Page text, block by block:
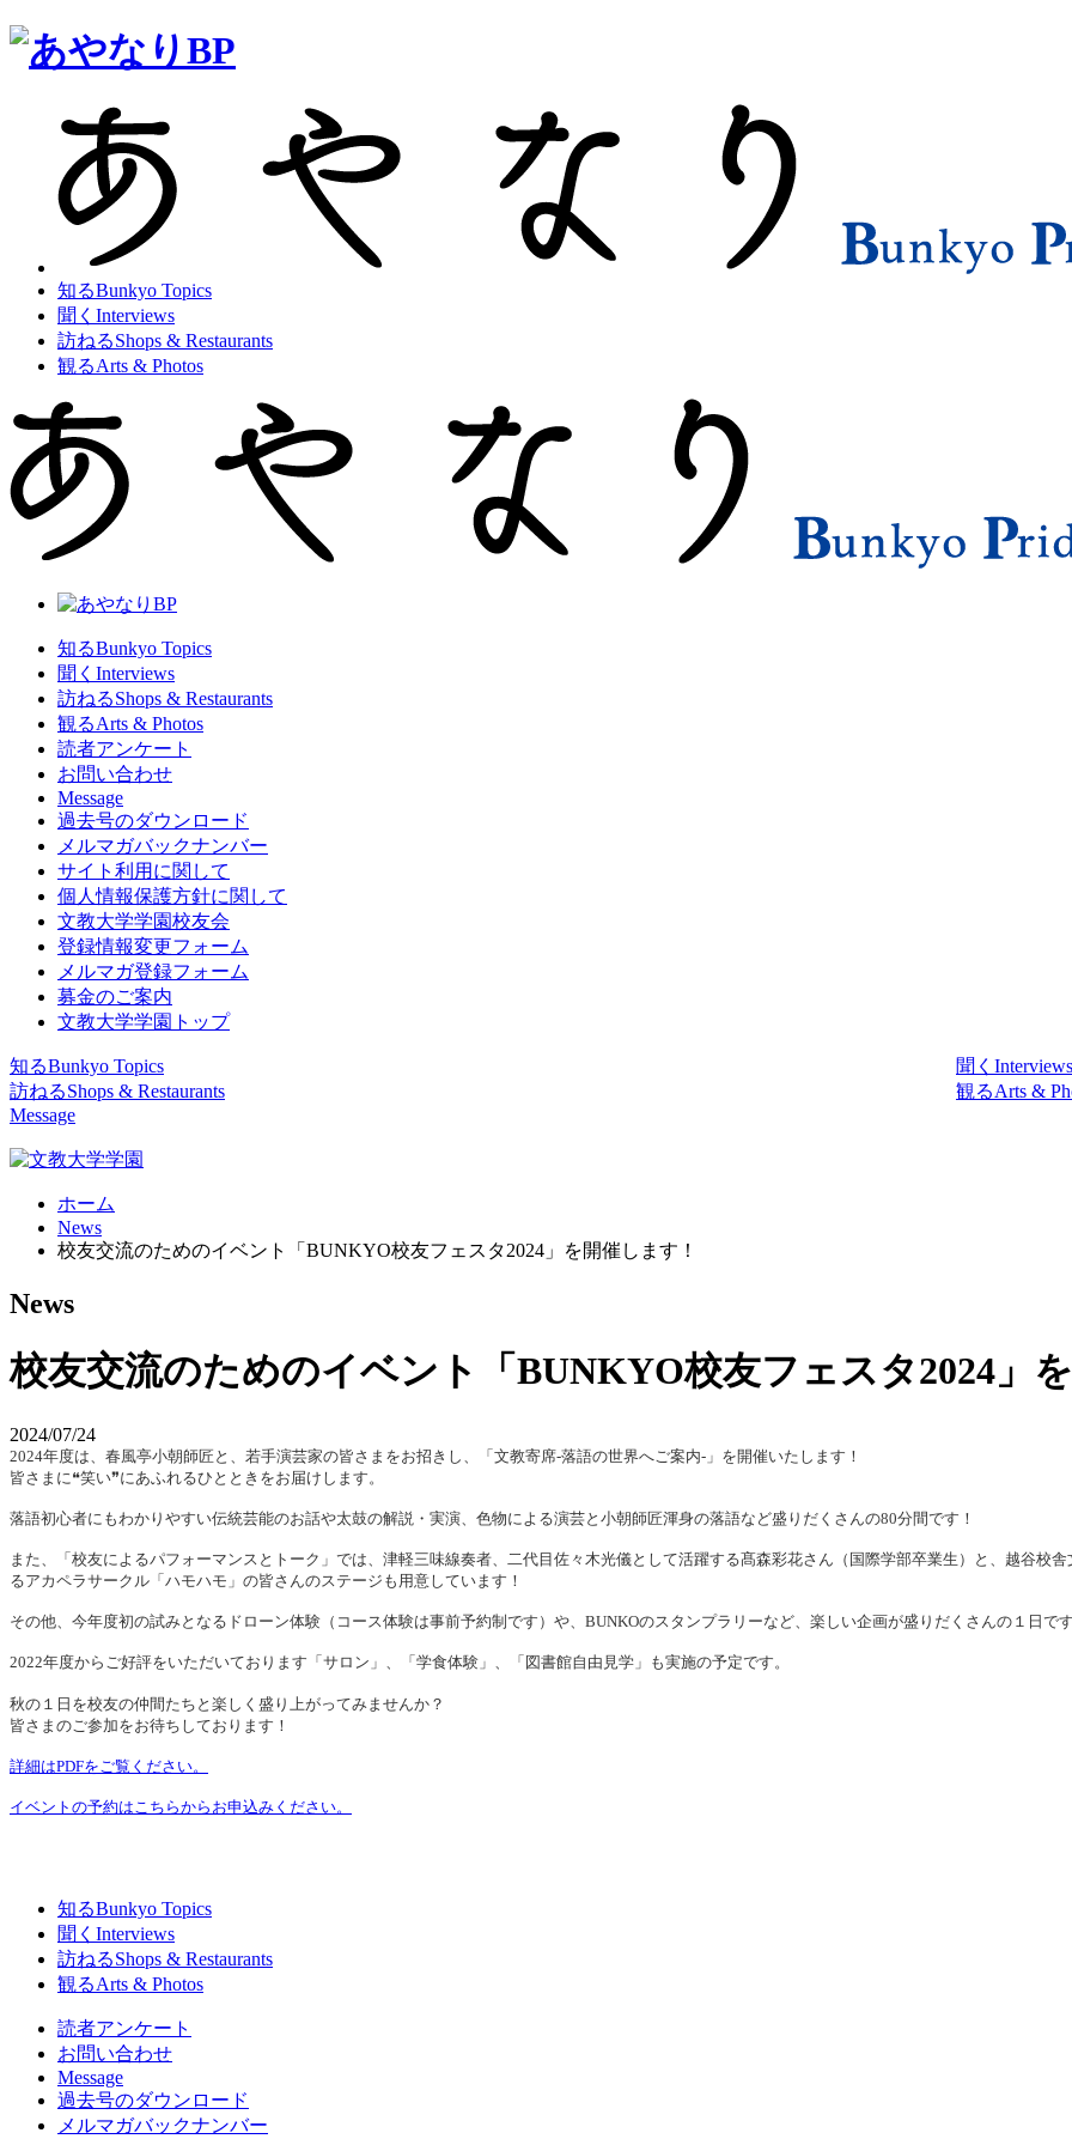
知るBunkyo Topics
聞く Interviews
訪ねるShops & Restaurants
観るArts & Photos
知るBunkyo Topics
聞く Interviews
訪ねるShops & Restaurants
観るArts & Photos
読者アンケート
お問い合わせ
Message
過去号のダウンロード
メルマガバックナンバー
サイト利⽤に関して
個人情報保護方針に関して
文教大学学園校友会
登録情報変更フォーム
メルマガ登録フォーム
募金のご案内
文教大学学園トップ
知るBunkyo Topics 聞く Interviews
訪ねるShops & Restaurants 観るArts &
Message
ホーム
News
校友交流のためのイベント「BUNKYO校友フェスタ2024」を開催します！
News
校友交流のためのイベント「BUNKYO校友フェスタ2024」
2024/07/24
2024年度は、春風亭小朝師匠と、若手演芸家の皆さまをお招きし、「文教寄席-落語の世界へご案内-」を開催いたします！
皆さまに❝笑い❞にあふれるひとときをお届けします。
落語初心者にもわかりやすい伝統芸能のお話や太鼓の解説・実演、色物による演芸と小朝師匠渾身の落語など盛りだくさんの80分間です！
また、「校友によるパフォーマンスとトーク」では、津軽三味線奏者、二代目佐々木光儀として活躍する髙森彩花さん（国際学部卒業生）と、越谷校
るアカペラサークル「ハモハモ」の皆さんのステージも用意しています！
その他、今年度初の試みとなるドローン体験（コース体験は事前予約制です）や、BUNKOのスタンプラリーなど、楽しい企画が盛りだくさんの１日で
2022年度からご好評をいただいております「サロン」、「学食体験」、「図書館自由見学」も実施の予定です。
秋の１日を校友の仲間たちと楽しく盛り上がってみませんか ？
皆さまのご参加をお待ちしております！
詳細はPDFをご覧ください。
イベントの予約はこちらからお申込みください。
知るBunkyo Topics
聞く Interviews
訪ねるShops & Restaurants
観るArts & Photos
読者アンケート
お問い合わせ
Message
過去号のダウンロード
メルマガバックナンバー